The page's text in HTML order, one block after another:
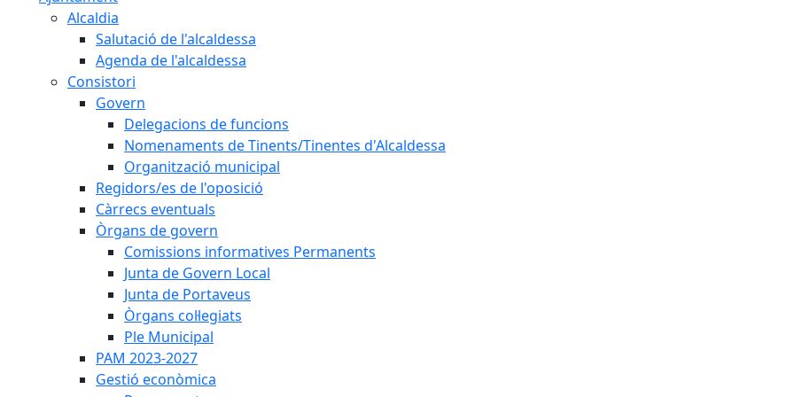
Alcaldia
Salutació de l'alcaldessa
Agenda de l'alcaldessa
Consistori
Govern
Delegacions de funcions
Nomenaments de Tinents/Tinentes d'Alcaldessa
Organització municipal
Regidors/es de l'oposició
Càrrecs eventuals
Òrgans de govern
Comissions informatives Permanents
Junta de Govern Local
Junta de Portaveus
Òrgans col·legiats
Ple Municipal
PAM 2023-2027
Gestió econòmica